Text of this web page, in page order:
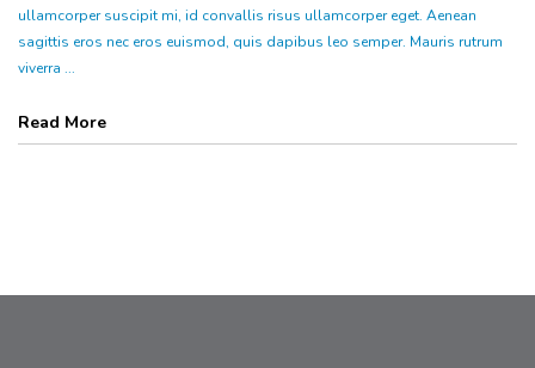
ullamcorper suscipit mi, id convallis risus ullamcorper eget. Aenean
sagittis eros nec eros euismod, quis dapibus leo semper. Mauris rutrum
viverra ...
Read More